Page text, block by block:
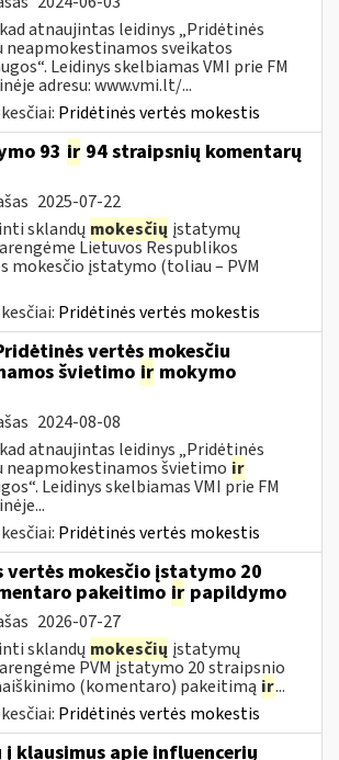
atnaujintas leidinys „Pridėtinės
neapmokestinamos sveikatos
Leidinys skelbiamas VMI prie FM
adresu: www.vmi.lt/...
Pridėtinės vertės mokestis
93 ir 94 straipsnių komentarų
2025-07-22
sklandų mokesčių įstatymų
Lietuvos Respublikos
mokesčio įstatymo (toliau – PVM
Pridėtinės vertės mokestis
vertės mokesčiu
švietimo ir mokymo
2024-08-08
atnaujintas leidinys „Pridėtinės
neapmokestinamos švietimo ir
Leidinys skelbiamas VMI prie FM
Pridėtinės vertės mokestis
vertės mokesčio įstatymo 20
pakeitimo ir papildymo
2026-07-27
sklandų mokesčių įstatymų
PVM įstatymo 20 straipsnio
(komentaro) pakeitimą ir...
Pridėtinės vertės mokestis
į klausimus apie influencerių